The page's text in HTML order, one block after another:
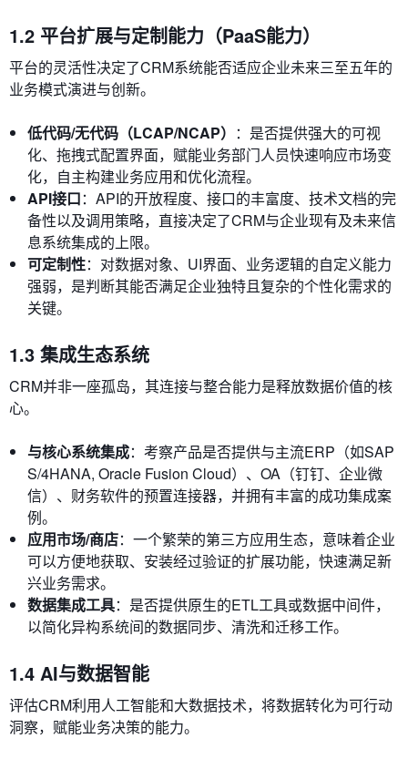
1.2 平台扩展与定制能力（PaaS能力）
平台的灵活性决定了CRM系统能否适应企业未来三至五年的
业务模式演进与创新。
低代码/无代码（LCAP/NCAP） ：是否提供强大的可视
化、拖拽式配置界面，赋能业务部门人员快速响应市场变
化，自主构建业务应用和优化流程。
API接口：API的开放程度、接口的丰富度、技术文档的完
备性以及调用策略，直接决定了CRM与企业现有及未来信
息系统集成的上限。
可定制性：对数据对象、UI界面、业务逻辑的自定义能力
强弱，是判断其能否满足企业独特且复杂的个性化需求的
关键。
1.3 集成生态系统
CRM并非一座孤岛，其连接与整合能力是释放数据价值的核
心。
与核心系统集成：考察产品是否提供与主流ERP（如SAP
S/4HANA, Oracle Fusion Cloud）、OA（钉钉、企业微
信）、财务软件的预置连接器，并拥有丰富的成功集成案
例。
应用市场/商店：一个繁荣的第三方应用生态，意味着企业
可以方便地获取、安装经过验证的扩展功能，快速满足新
兴业务需求。
数据集成工具：是否提供原生的ETL工具或数据中间件，
以简化异构系统间的数据同步、清洗和迁移工作。
1.4 AI与数据智能
评估CRM利用人工智能和大数据技术，将数据转化为可行动
洞察，赋能业务决策的能力。